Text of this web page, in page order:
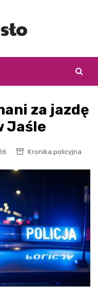
za jazdę
Jaśle
Kronika policyjna